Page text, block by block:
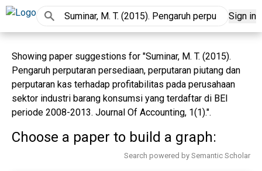
Sign in
Showing paper suggestions for "Suminar, M. T. (2015).
Pengaruh perputaran persediaan, perputaran piutang dan
perputaran kas terhadap profitabilitas pada perusahaan
sektor industri barang konsumsi yang terdaftar di BEI
periode 2008-2013. Journal Of Accounting, 1(1).".
Choose a paper to build a graph:
Search powered by Semantic Scholar